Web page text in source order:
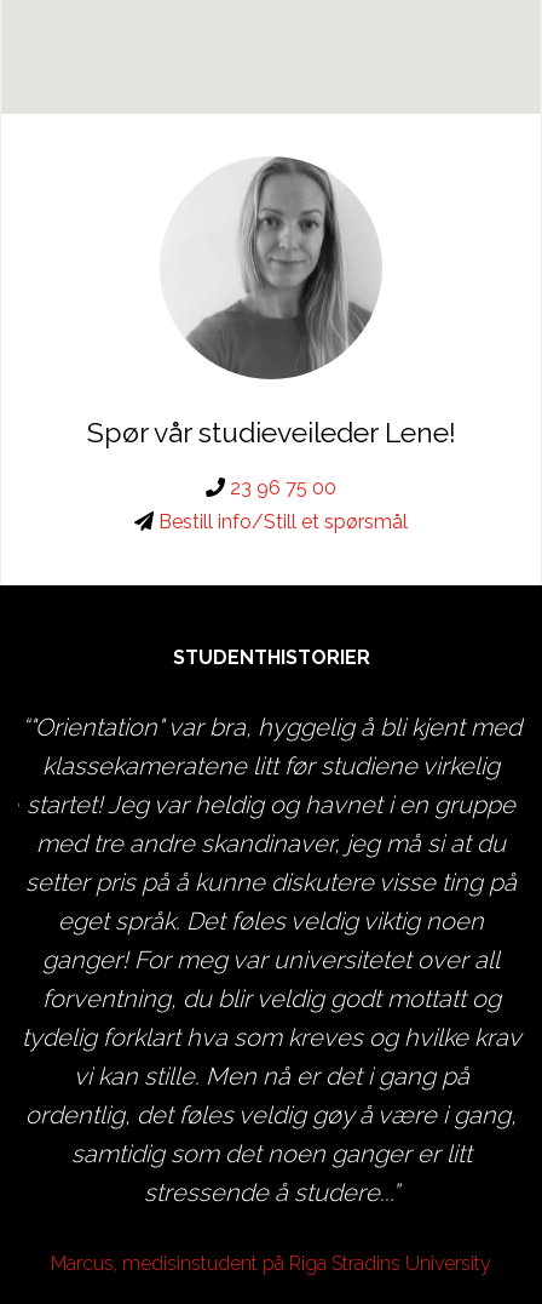
Spør vår studieveileder Lene!
23 96 75 00
Bestill info/Still et spørsmål
STUDENTHISTORIER
"Orientation" var bra, hyggelig å bli kjent med
klassekameratene litt før studiene virkelig
startet! Jeg var heldig og havnet i en gruppe
med tre andre skandinaver, jeg må si at du
setter pris på å kunne diskutere visse ting på
eget språk. Det føles veldig viktig noen
ganger! For meg var universitetet over all
forventning, du blir veldig godt mottatt og
tydelig forklart hva som kreves og hvilke krav
vi kan stille. Men nå er det i gang på
ordentlig, det føles veldig gøy å være i gang,
samtidig som det noen ganger er litt
stressende å studere...
Marcus, medisinstudent på Riga Stradins University